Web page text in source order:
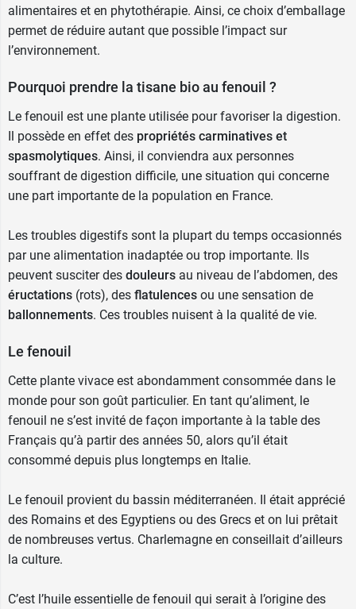
alimentaires et en phytothérapie. Ainsi, ce choix d’emballage
permet de réduire autant que possible l’impact sur
l’environnement.
Pourquoi prendre la tisane bio au fenouil ?
Le fenouil est une plante utilisée pour favoriser la digestion.
Il possède en effet des propriétés carminatives et
spasmolytiques. Ainsi, il conviendra aux personnes
souffrant de digestion difficile, une situation qui concerne
une part importante de la population en France.
Les troubles digestifs sont la plupart du temps occasionnés
par une alimentation inadaptée ou trop importante. Ils
peuvent susciter des douleurs au niveau de l’abdomen, des
éructations (rots), des flatulences ou une sensation de
ballonnements. Ces troubles nuisent à la qualité de vie.
Le fenouil
Cette plante vivace est abondamment consommée dans le
monde pour son goût particulier. En tant qu’aliment, le
fenouil ne s’est invité de façon importante à la table des
Français qu’à partir des années 50, alors qu’il était
consommé depuis plus longtemps en Italie.
Le fenouil provient du bassin méditerranéen. Il était apprécié
des Romains et des Egyptiens ou des Grecs et on lui prêtait
de nombreuses vertus. Charlemagne en conseillait d’ailleurs
la culture.
C’est l’huile essentielle de fenouil qui serait à l’origine des